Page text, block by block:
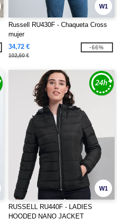
W1
Russell RU430F - Chaqueta Cross
mujer
34,72 €
102,60 €
-66%
W1
RUSSELL RU440F - LADIES
HOODED NANO JACKET